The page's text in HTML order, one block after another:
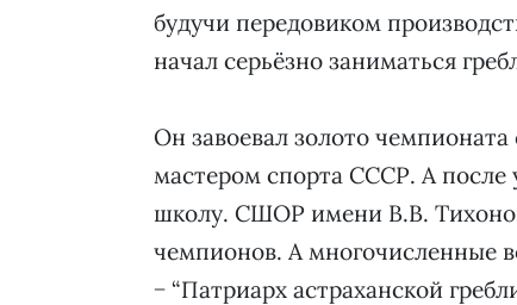
будучи передовиком
начал серьёзно заниматься
Он завоевал золото
мастером спорта СССР. А после
школу. СШОР имени В.В.
чемпионов. А многочисленные
− “Патриарх астраханской